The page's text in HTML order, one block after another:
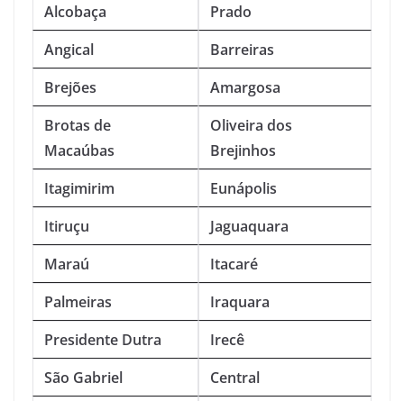
Alcobaça
Prado
Angical
Barreiras
Brejões
Amargosa
Brotas de
Macaúbas
Oliveira dos
Brejinhos
Itagimirim
Eunápolis
Itiruçu
Jaguaquara
Maraú
Itacaré
Palmeiras
Iraquara
Presidente Dutra
Irecê
São Gabriel
Central